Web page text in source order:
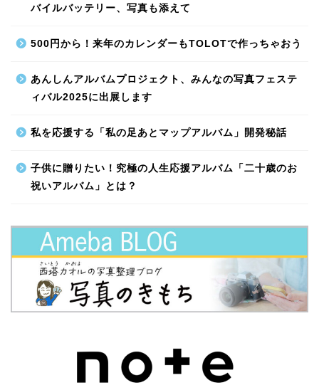
バイルバッテリー、写真も添えて
500円から！来年のカレンダーもTOLOTで作っちゃおう
あんしんアルバムプロジェクト、みんなの写真フェステ
ィバル2025に出展します
私を応援する「私の足あとマップアルバム」開発秘話
子供に贈りたい！究極の人生応援アルバム「二十歳のお
祝いアルバム」とは？